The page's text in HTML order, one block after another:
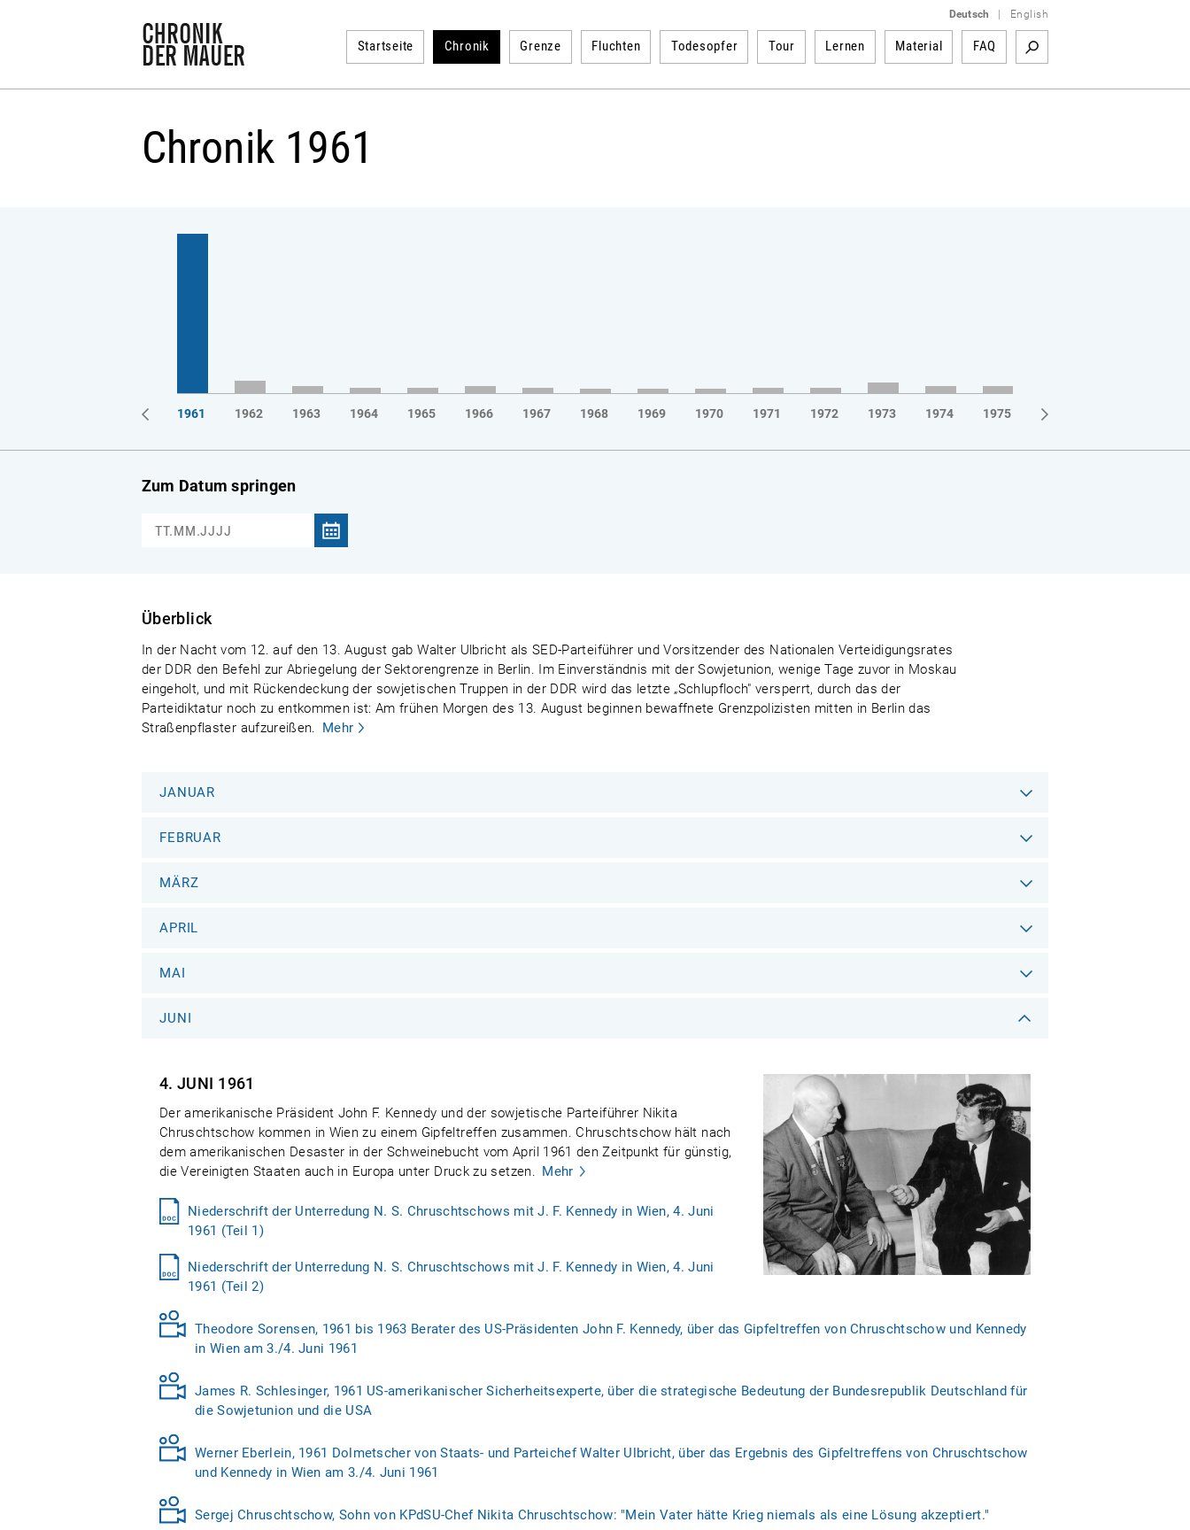
Deutsch English
Startseite Chronik Grenze Fluchten Todesopfer Tour Lernen Material FAQ
Chronik 1961
1961 1962 1963 1964 1965 1966 1967 1968 1969 1970 1971 1972 1973 1974 1975 1976
Zum Datum springen
Überblick
In der Nacht vom 12. auf den 13. August gab Walter Ulbricht als SED-Parteiführer und Vorsitzender des Nationalen Verteidigungsrates
der DDR den Befehl zur Abriegelung der Sektorengrenze in Berlin. Im Einverständnis mit der Sowjetunion, wenige Tage zuvor in Moskau
eingeholt, und mit Rückendeckung der sowjetischen Truppen in der DDR wird das letzte „Schlupfloch" versperrt, durch das der
Parteidiktatur noch zu entkommen ist: Am frühen Morgen des 13. August beginnen bewaffnete Grenzpolizisten mitten in Berlin das
Straßenpflaster aufzureißen. Mehr
JANUAR
FEBRUAR
MÄRZ
APRIL
MAI
JUNI
4. JUNI 1961
Der amerikanische Präsident John F. Kennedy und der sowjetische Parteiführer Nikita
Chruschtschow kommen in Wien zu einem Gipfeltreffen zusammen. Chruschtschow hält nach
dem amerikanischen Desaster in der Schweinebucht vom April 1961 den Zeitpunkt für günstig,
die Vereinigten Staaten auch in Europa unter Druck zu setzen. Mehr
Niederschrift der Unterredung N. S. Chruschtschows mit J. F. Kennedy in Wien, 4. Juni
1961 (Teil 1)
Niederschrift der Unterredung N. S. Chruschtschows mit J. F. Kennedy in Wien, 4. Juni
1961 (Teil 2)
Theodore Sorensen, 1961 bis 1963 Berater des US-Präsidenten John F. Kennedy, über das Gipfeltreffen von Chruschtschow und Kennedy
in Wien am 3./4. Juni 1961
James R. Schlesinger, 1961 US-amerikanischer Sicherheitsexperte, über die strategische Bedeutung der Bundesrepublik Deutschland für
die Sowjetunion und die USA
Werner Eberlein, 1961 Dolmetscher von Staats- und Parteichef Walter Ulbricht, über das Ergebnis des Gipfeltreffens von Chruschtschow
und Kennedy in Wien am 3./4. Juni 1961
Sergej Chruschtschow, Sohn von KPdSU-Chef Nikita Chruschtschow: "Mein Vater hätte Krieg niemals als eine Lösung akzeptiert."